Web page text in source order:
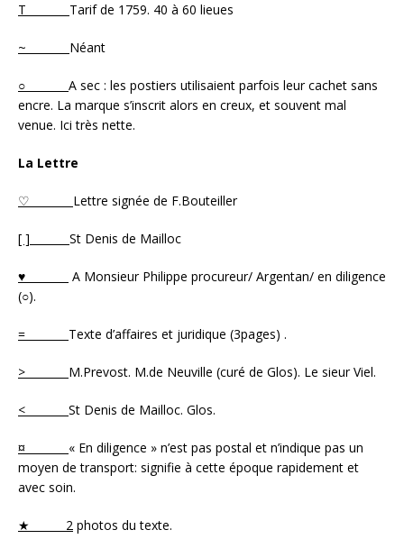
T Tarif de 1759. 40 à 60 lieues
~ Néant
○ A sec : les postiers utilisaient parfois leur cachet sans
encre. La marque s’inscrit alors en creux, et souvent mal
venue. Ici très nette.
La Lettre
♡ Lettre signée de F.Bouteiller
[ ] St Denis de Mailloc
♥
A Monsieur Philippe procureur/ Argentan/ en diligence
(○).
= Texte d’affaires et juridique (3pages) .
> M.Prevost. M.de Neuville (curé de Glos). Le sieur Viel.
< St Denis de Mailloc. Glos.
¤ « En diligence » n’est pas postal et n’indique pas un
moyen de transport: signifie à cette époque rapidement et
avec soin.
★ 2 photos du texte.